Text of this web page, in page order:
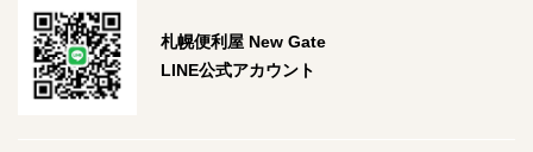
札幌便利屋 New Gate
LINE公式アカウント